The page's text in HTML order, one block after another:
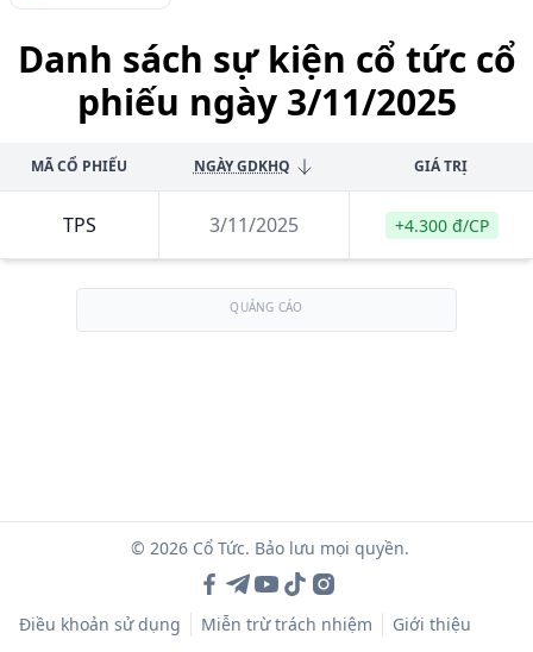
Danh sách sự kiện cổ tức cổ
phiếu ngày 3/11/2025
MÃ CỔ PHIẾU NGÀY GDKHQ GIÁ TRỊ
TPS 3/11/2025 +4.300 đ/CP
QUẢNG CÁO
© 2026 Cổ Tức. Bảo lưu mọi quyền.
Điều khoản sử dụng Miễn trừ trách nhiệm Giới thiệu